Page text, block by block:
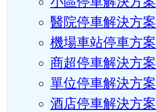
醫院停車解決方案
機場車站停車方案
商超停車解決方案
單位停車解決方案
酒店停車解決方案